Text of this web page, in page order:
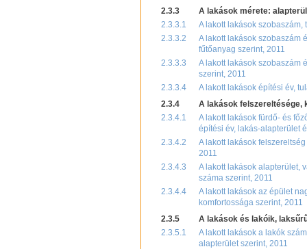
2.3.3
A lakások mérete:
2.3.3.1
A lakott lakások
2.3.3.2
A lakott lakások szobaszám
fűtőanyag szerint, 2011
2.3.3.3
A lakott lakások szobaszám
szerint, 2011
2.3.3.4
A lakott lakások építési év,
2.3.4
A lakások felszereltésége,
2.3.4.1
A lakott lakások fürdő- és
építési év, lakás-alapterület
2.3.4.2
A lakott lakások
2011
2.3.4.3
A lakott lakások alapterület,
száma szerint, 2011
2.3.4.4
A lakott lakások az épület
komfortossága szerint, 2011
2.3.5
A lakások és lakóik,
2.3.5.1
A lakott lakások a lakók
alapterület szerint, 2011